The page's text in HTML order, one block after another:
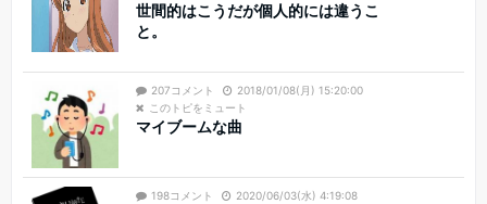
世間的はこうだが個人的には違うこ
と。
207コメント
2018/01/08(月) 15:20:00
このトピをミュート
マイブームな曲
198コメント
2020/06/03(水) 4:19:08